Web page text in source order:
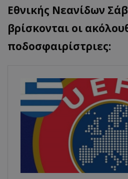
Εθνικής Νεανίδων
βρίσκονται οι
ποδοσφαιρίστριες: